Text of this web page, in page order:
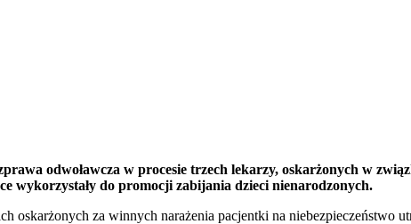
odwoławcza w procesie trzech lekarzy, oskarżonych w
wykorzystały do promocji zabijania dzieci nienarodzonych.
oskarżonych za winnych narażenia pacjentki na niebezpieczeństwo